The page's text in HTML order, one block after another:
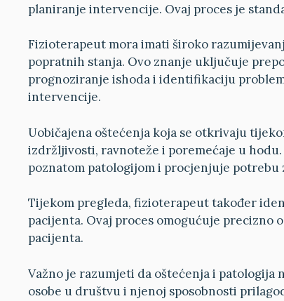
planiranje intervencije. Ovaj proces je
Fizioterapeut mora imati široko
popratnih stanja. Ovo znanje uključuje
prognoziranje ishoda i identifikaciju
intervencije.
Uobičajena oštećenja koja se otkrivaju
izdržljivosti, ravnoteže i poremećaje u
poznatom patologijom i procjenjuje
Tijekom pregleda, fizioterapeut također
pacijenta. Ovaj proces omogućuje
pacijenta.
Važno je razumjeti da oštećenja i patologija
osobe u društvu i njenoj sposobnosti